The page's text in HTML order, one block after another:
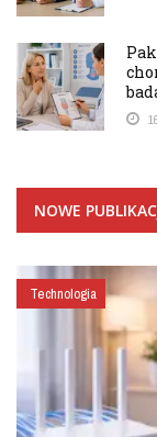
NOWE
Technologia